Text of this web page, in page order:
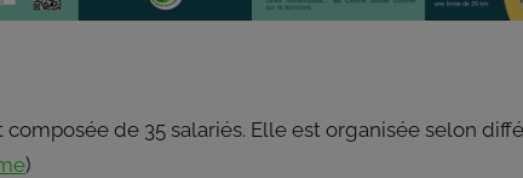
composée de 35 salariés. Elle est organisée selon
)